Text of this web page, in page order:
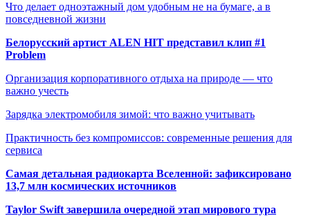
Что делает одноэтажный дом удобным не на бумаге, а в
повседневной жизни
Белорусский артист ALEN HIT представил клип #1
Problem
Организация корпоративного отдыха на природе — что
важно учесть
Зарядка электромобиля зимой: что важно учитывать
Практичность без компромиссов: современные решения для
сервиса
Самая детальная радиокарта Вселенной: зафиксировано
13,7 млн космических источников
Taylor Swift завершила очередной этап мирового тура